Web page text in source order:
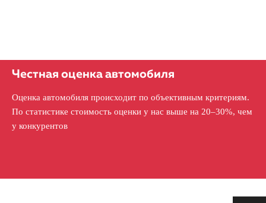
Честная оценка автомобиля
Оценка автомобиля происходит по объективным критериям.
По статистике стоимость оценки у нас выше на 20–30%, чем
у конкурентов